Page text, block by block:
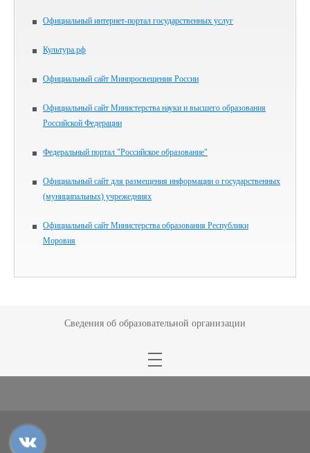
Официальный интернет-портал государственных услуг
Культура.рф
Официальный сайт Минпросвещения России
Официальный сайт Министерства науки и высшего образования
Российской Федерации
Федеральный портал "Российское образование"
Официальный сайт для размещения информации о государственных
(муниципальных) учрежедниях
Официальный сайт Министерства образования Республики
Моровия
Сведения об образовательной организации